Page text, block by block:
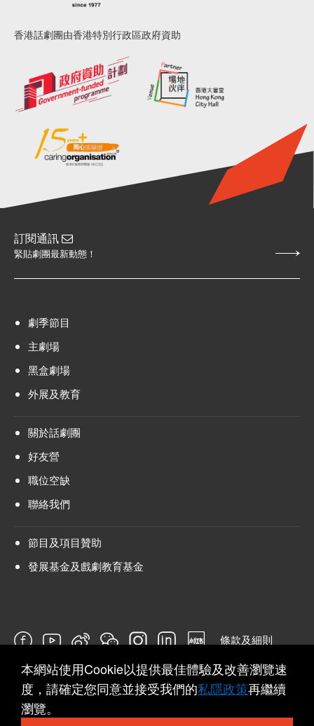
香港話劇團由香港特別行政區政府資助
訂閱通訊
緊貼劇團最新動態！
劇季節目
主劇場
黑盒劇場
外展及教育
關於話劇團
好友營
職位空缺
聯絡我們
節目及項目贊助
發展基金及戲劇教育基金
條款及細則
問卷
本網站使用Cookie以提供最佳體驗及改善瀏覽速
度，請確定您同意並接受我們的私隱政策再繼續
瀏覽。